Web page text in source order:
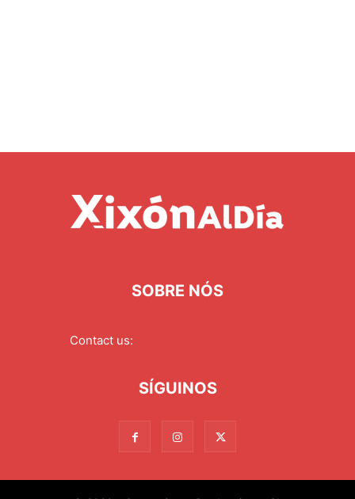
SOBRE NÓS
Contact us:
SÍGUINOS